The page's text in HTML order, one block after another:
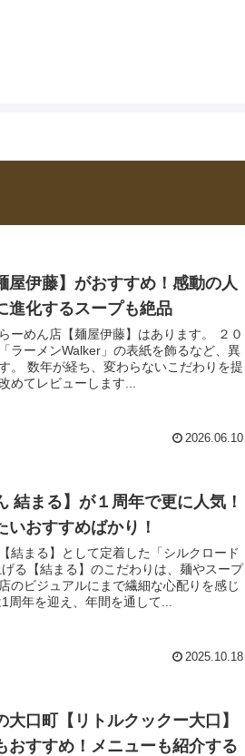
屋伊藤】がおすすめ！感動の人
進化するスープも絶品
ーめん店【麺屋伊藤】はあります。 ２０
ラーメンWalker」の表紙を飾るなど、異
。 数年が経ち、変わらないこだわりを提
めてレビューします...
2026.06.10
結まる】が１周年で更に人気！
おすすめばかり！
結まる】として定着した「シルクロード
る【結まる】のこだわりは、麺やスープ
のビジュアルにまで繊細な心配りを感じ
周年を迎え、年間を通して...
2025.10.18
口町【リトルクックー大口】
おすすめ！メニューも紹介する